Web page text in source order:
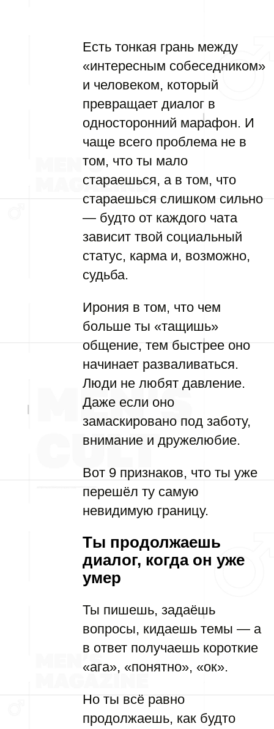
Есть тонкая грань между
«интересным собеседником»
и человеком, который
превращает диалог в
односторонний марафон. И
чаще всего проблема не в
том, что ты мало
стараешься, а в том, что
стараешься слишком сильно
— будто от каждого чата
зависит твой социальный
статус, карма и, возможно,
судьба.
Ирония в том, что чем
больше ты «тащишь»
общение, тем быстрее оно
начинает разваливаться.
Люди не любят давление.
Даже если оно
замаскировано под заботу,
внимание и дружелюбие.
Вот 9 признаков, что ты уже
перешёл ту самую
невидимую границу.
Ты продолжаешь
диалог, когда он уже
умер
Ты пишешь, задаёшь
вопросы, кидаешь темы — а
в ответ получаешь короткие
«ага», «понятно», «ок».
Но ты всё равно
продолжаешь, как будто